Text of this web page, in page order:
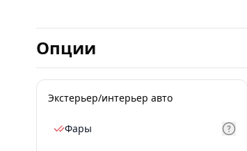
Опции
Экстерьер/интерьер авто
Фары